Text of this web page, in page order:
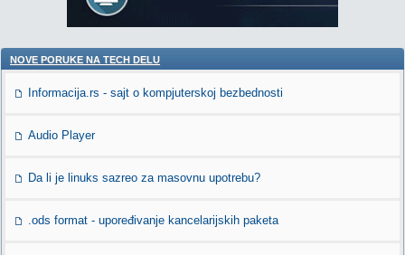
NOVE PORUKE NA TECH DELU
Informacija.rs - sajt o kompjuterskoj bezbednosti
Audio Player
Da li je linuks sazreo za masovnu upotrebu?
.ods format - upoređivanje kancelarijskih paketa